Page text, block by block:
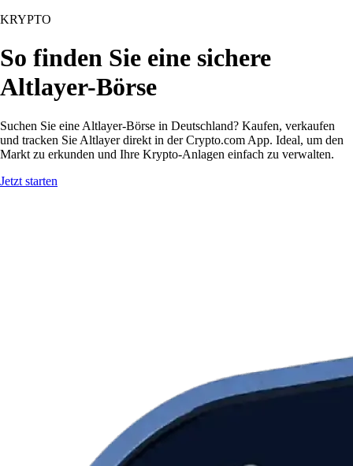
KRYPTO
So finden Sie eine sichere
Altlayer-Börse
Suchen Sie eine Altlayer-Börse in Deutschland? Kaufen, verkaufen
und tracken Sie Altlayer direkt in der Crypto.com App. Ideal, um den
Markt zu erkunden und Ihre Krypto-Anlagen einfach zu verwalten.
Jetzt starten